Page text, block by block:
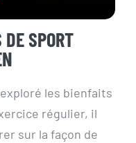
SPORT
les bienfaits
régulier, il
sur la façon de